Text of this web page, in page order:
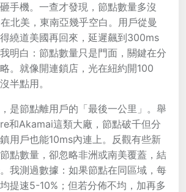
手機。一查才發現，節點數量多沒
北美，東南亞幾乎空白。用戶從曼
繞道美國再回來，延遲飆到300ms
明白：節點數量只是門面，關鍵在分
。就像開連鎖店，光在紐約開100
半點用。
是節點離用戶的「最後一公里」。舉
和Akamai這類大廠，節點破千但分
用戶也能10ms內連上。反觀有些新
點數量，卻忽略非洲或南美覆蓋，結
我測過數據：如果節點在同區域，每
提速5-10%；但若分佈不均，加再多